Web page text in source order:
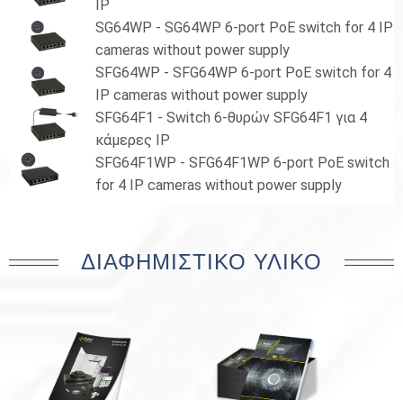
IP
SG64WP - SG64WP 6-port PoE switch for 4 IP
cameras without power supply
SFG64WP - SFG64WP 6-port PoE switch for 4
IP cameras without power supply
SFG64F1 - Switch 6-θυρών SFG64F1 για 4
κάμερες IP
SFG64F1WP - SFG64F1WP 6-port PoE switch
for 4 IP cameras without power supply
ΔΙΑΦΗΜΙΣΤΙΚΌ ΥΛΙΚΌ